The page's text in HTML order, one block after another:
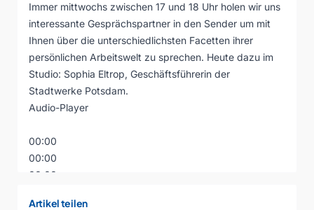
Immer mittwochs zwischen 17 und 18 Uhr holen wir uns
interessante Gesprächspartner in den Sender um mit
Ihnen über die unterschiedlichsten Facetten ihrer
persönlichen Arbeitswelt zu sprechen. Heute dazu im
Studio: Sophia Eltrop, Geschäftsführerin der
Stadtwerke Potsdam.
Audio-Player
00:00
00:00
00:00
Artikel teilen